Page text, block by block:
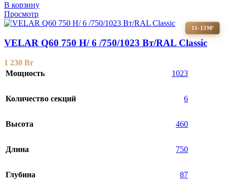
В корзину
Просмотр
11-13М²
VELAR Q60 750 H/ 6 /750/1023 Вт/RAL Classic
1 230 Br
Мощность
1023
Количество секций 6
Высота 460
Длина 750
Глубина 87